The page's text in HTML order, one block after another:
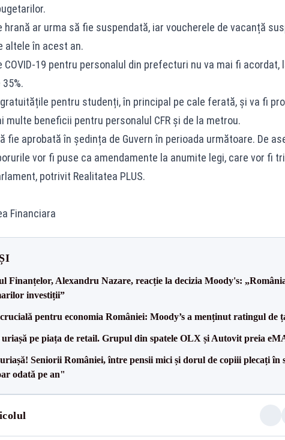
hrană ar urma să fie suspendată, iar voucherele de vacanță
altele în acest an.
COVID-19 pentru personalul din prefecturi nu va mai fi acordat,
pentru studenți, în principal pe cale ferată, și va fi
multe beneficii pentru personalul CFR și de la metrou.
fie aprobată în ședința de Guvern în perioada următoare. De
vor fi puse ca amendamente la anumite legi, care vor fi
potrivit Realitatea PLUS.
Financiara
Finanțelor, Alexandru Nazare, reacție la decizia Moody's:
investiții”
pentru economia României: Moody’s a menținut ratingul de
pe piața de retail. Grupul din spatele OLX și Autovit preia
Seniorii României, între pensii mici și dorul de copiii plecați în
odată pe an"